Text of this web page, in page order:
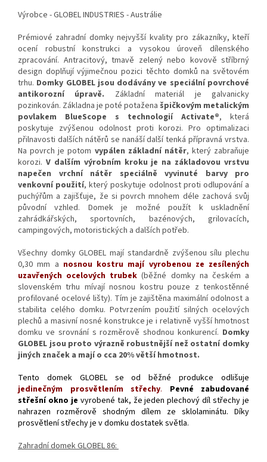
Výrobce - GLOBEL INDUSTRIES - Austrálie
Prémiové zahradní domky nejvyšší kvality pro zákazníky, kteří
ocení robustní konstrukci a vysokou úroveň dílenského
zpracování. Antracitový, tmavě zelený nebo kovově stříbrný
design doplňují výjimečnou pozici těchto domků na světovém
trhu. Domky GLOBEL jsou dodávány ve speciální povrchové
antikorozní úpravě. Základní materiál je galvanicky
pozinkován. Základna je poté potažena špičkovým metalickým
povlakem BlueScope s technologií Activate®, která
poskytuje zvýšenou odolnost proti korozi. Pro optimalizaci
přilnavosti dalších nátěrů se nanáší další tenká přípravná vrstva.
Na povrch je potom vypálen základní nátěr, který zabraňuje
korozi. V dalším výrobním kroku je na základovou vrstvu
napečen vrchní nátěr speciálně vyvinuté barvy pro
venkovní použití, který poskytuje odolnost proti odlupování a
puchýřům a zajišťuje, že si povrch mnohem déle zachová svůj
původní vzhled. Domek je možné použít k uskladnění
zahrádkářských, sportovních, bazénových, grilovacích,
campingových, motoristických a dalších potřeb.
Všechny domky GLOBEL mají standardně zvýšenou sílu plechu
0,30 mm a nosnou kostru mají vyrobenou ze zesílených
uzavřených ocelových trubek (běžné domky na českém a
slovenském trhu mívají nosnou kostru pouze z tenkostěnné
profilované ocelové lišty). Tím je zajištěna maximální odolnost a
stabilita celého domku. Potvrzením použití silných ocelových
plechů a masivní nosné konstrukce je i relativně vyšší hmotnost
domku ve srovnání s rozměrově shodnou konkurencí. Domky
GLOBEL jsou proto výrazně robustnější než ostatní domky
jiných značek a mají o cca 20% větší hmotnost.
Tento domek GLOBEL se od běžné produkce odlišuje
jedinečným prosvětlením střechy.
Pevné zabudované
střešní okno je vyrobené tak, že jeden plechový díl střechy je
nahrazen rozměrově shodným dílem ze sklolaminátu. Díky
prosvětlení střechy je v domku dostatek světla.
Zahradní domek GLOBEL 86: